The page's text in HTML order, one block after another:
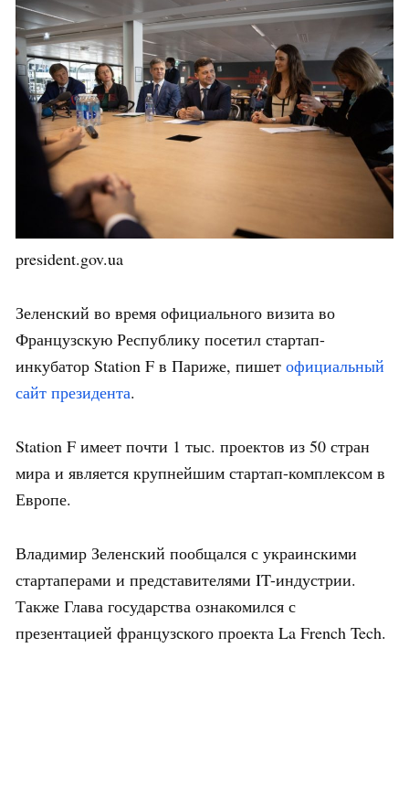
president.gov.ua
Зеленский во время официального визита во
Французскую Республику посетил стартап-
инкубатор Station F в Париже, пишет официальный
сайт президента.
Station F имеет почти 1 тыс. проектов из 50 стран
мира и является крупнейшим стартап-комплексом в
Европе.
Владимир Зеленский пообщался с украинскими
стартаперами и представителями IT-индустрии.
Также Глава государства ознакомился с
презентацией французского проекта La French Tech.